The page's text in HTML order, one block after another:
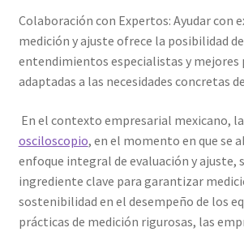
Colaboración con Expertos: Ayudar con
medición y ajuste ofrece la posibilidad
entendimientos especialistas y mejores
adaptadas a las necesidades concretas
En el contexto empresarial mexicano, la
osciloscopio, en el momento en que se
enfoque integral de evaluación y ajuste,
ingrediente clave para garantizar
sostenibilidad en el desempeño de los
prácticas de medición rigurosas, las